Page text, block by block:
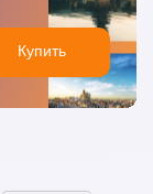
Купить